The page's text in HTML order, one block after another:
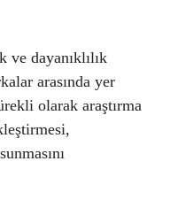
dayanıklılık
arasında yer
olarak araştırma